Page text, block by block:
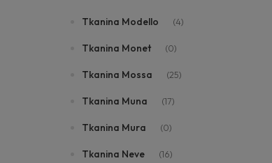
Tkanina Modello (4)
Tkanina Monet (0)
Tkanina Mossa (25)
Tkanina Muna (17)
Tkanina Mura (0)
Tkanina Neve (16)